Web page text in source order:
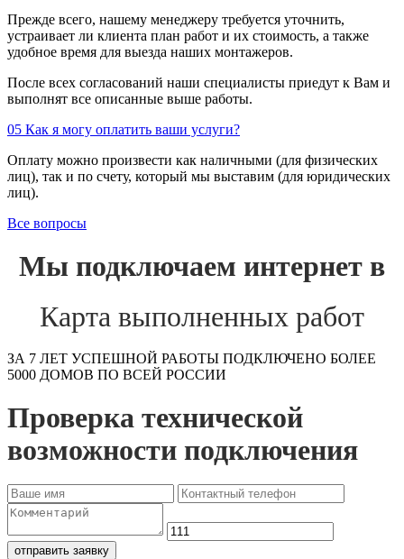
Прежде всего, нашему менеджеру требуется уточнить,
устраивает ли клиента план работ и их стоимость, а также
удобное время для выезда наших монтажеров.
После всех согласований наши специалисты приедут к Вам и
выполнят все описанные выше работы.
05 Как я могу оплатить ваши услуги?
Оплату можно произвести как наличными (для физических
лиц), так и по счету, который мы выставим (для юридических
лиц).
Все вопросы
Мы подключаем интернет в
Карта выполненных работ
ЗА 7 ЛЕТ УСПЕШНОЙ РАБОТЫ ПОДКЛЮЧЕНО БОЛЕЕ
5000 ДОМОВ ПО ВСЕЙ РОССИИ
Проверка технической
возможности подключения
отправить заявку